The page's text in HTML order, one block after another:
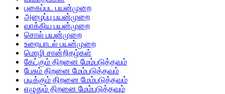
புகைப்பட பயன்முறை
அழைப்பு பயன்முறை
வாக்கிய பயன்முறை
சொல் பயன்முறை
உரையாடல் பயன்முறை
மொழி சான்றிதழ்கள்
கேட்கும் திறனை மேம்படுத்தவும்
பேசும் திறனை மேம்படுத்தவும்
படிக்கும் திறனை மேம்படுத்தவும்
எழுதும் திறனை மேம்படுத்தவும்